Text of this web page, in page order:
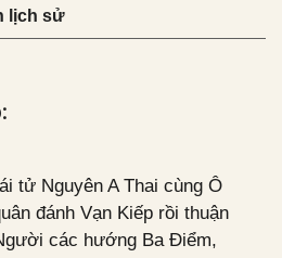
lịch sử
tử Nguyên A Thai cùng Ô
đánh Vạn Kiếp rồi thuận
các hướng Ba Điểm,